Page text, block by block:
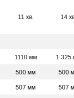
11 хв. 14
1110 мм 1 325
500 мм 500
507 мм 507